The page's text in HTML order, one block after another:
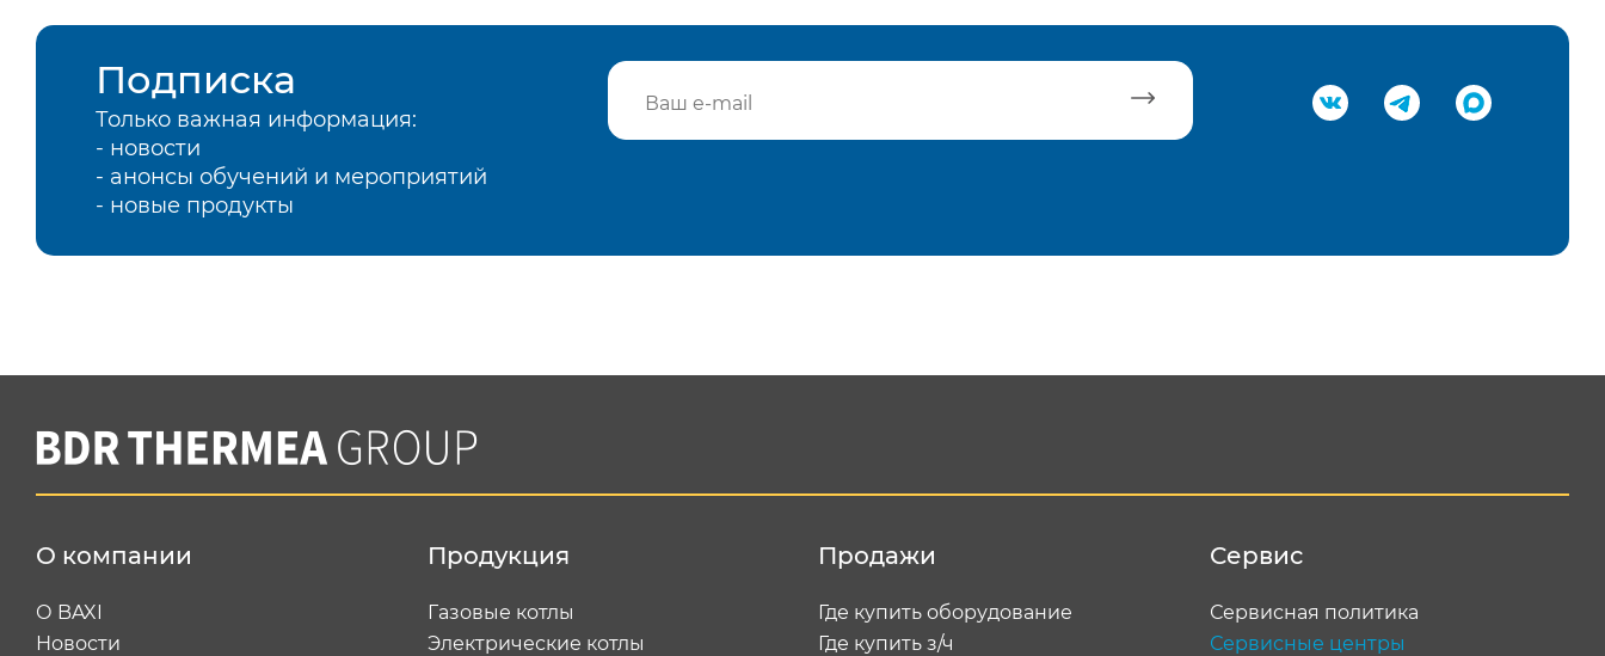
Подписка
Только важная информация:
- новости
- анонсы обучений и мероприятий
- новые продукты
О компании
О BAXI
Новости
Продукция
Газовые котлы
Электрические котлы
Продажи
Где купить оборудование
Где купить з/ч
Сервис
Сервисная политика
Сервисные центры